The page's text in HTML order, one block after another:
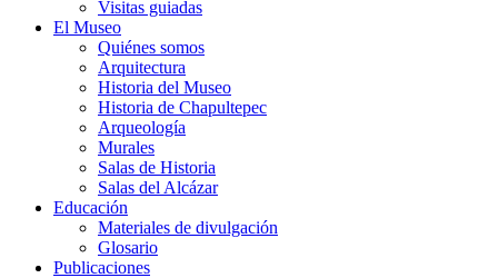
Visitas guiadas
El Museo
Quiénes somos
Arquitectura
Historia del Museo
Historia de Chapultepec
Arqueología
Murales
Salas de Historia
Salas del Alcázar
Educación
Materiales de divulgación
Glosario
Publicaciones